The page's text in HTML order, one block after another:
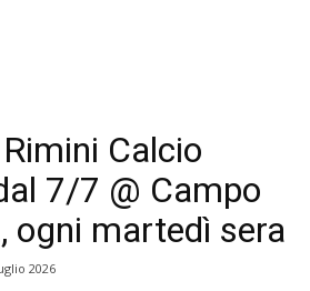
Calcio
7/7 @ Campo
ogni martedì sera
2026